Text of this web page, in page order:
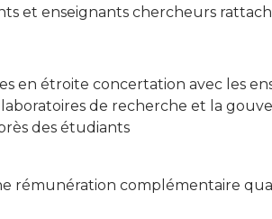
et enseignants chercheurs
en étroite concertation avec les
de recherche et la
des étudiants
rémunération complémentaire